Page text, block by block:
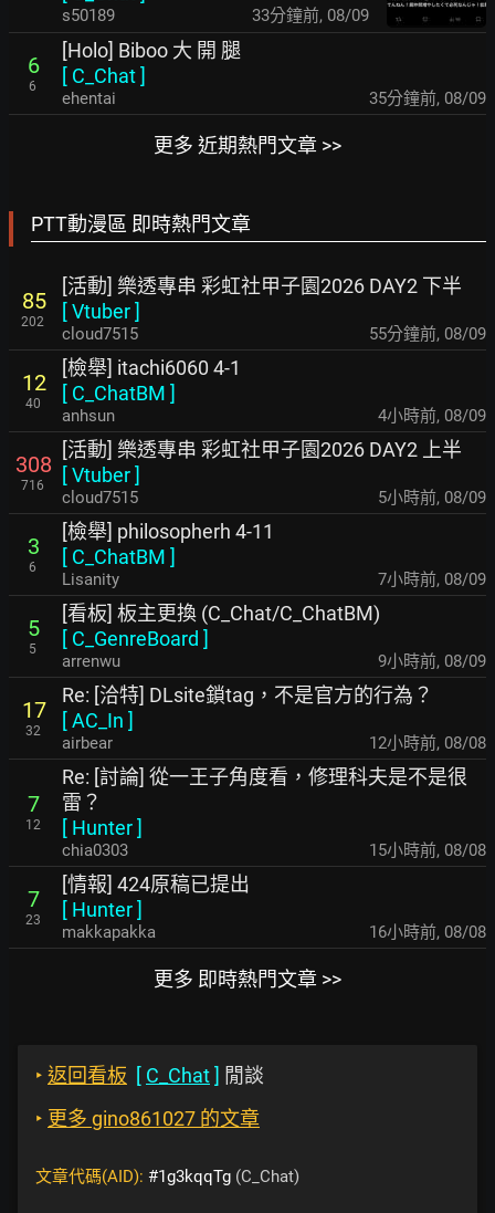
s50189 33分鐘前, 08/09
6
6
[Holo] Biboo 大 開 腿
[ C_Chat]
ehentai 35分鐘前, 08/09
更多 近期熱門文章 >>
PTT動漫區 即時熱門文章
85
202
[活動] 樂透專串 彩虹社甲子園2026 DAY2 下半
[Vtuber]
cloud7515 55分鐘前, 08/09
12
40
[檢舉] itachi6060 4-1
[ C_ChatBM ]
anhsun 4小時前, 08/09
308
716
[活動] 樂透專串 彩虹社甲子園2026 DAY2 上半
[Vtuber]
cloud7515 5小時前, 08/09
3
6
[檢舉] philosopherh 4-11
[ C_ChatBM ]
Lisanity 7小時前, 08/09
5
5
[看板] 板主更換 (C_Chat/C_ChatBM)
[ C_GenreBoard ]
arrenwu 9小時前, 08/09
17
32
Re: [洽特] DLsite鎖tag，不是官方的行為？
[AC_In ]
airbear 12小時前, 08/08
7
12
Re: [討論] 從一王子角度看，修理科夫是不是很
雷？
[ Hunter]
chia0303 15小時前, 08/08
7
23
[情報] 424原稿已提出
[ Hunter]
makkapakka 16小時前, 08/08
更多 即時熱門文章 >>
‣ 返回看板 [ C_Chat] 閒談
‣ 更多 gino861027 的文章
文章代碼(AID): #1g3kqqTg (C_Chat)